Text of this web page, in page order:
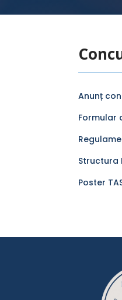
Anunț
Formular
Structura
Poster